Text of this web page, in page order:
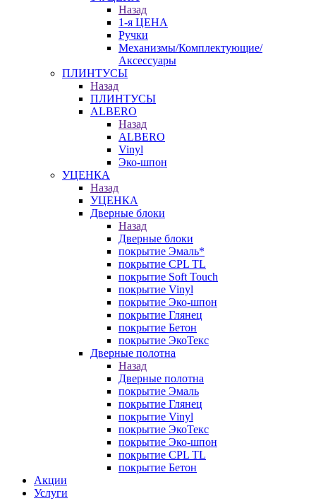
Назад
1-я ЦЕНА
Ручки
Механизмы/Комплектующие/
Аксессуары
ПЛИНТУСЫ
Назад
ПЛИНТУСЫ
ALBERO
Назад
ALBERO
Vinyl
Эко-шпон
УЦЕНКА
Назад
УЦЕНКА
Дверные блоки
Назад
Дверные блоки
покрытие Эмаль*
покрытие CPL TL
покрытие Soft Touch
покрытие Vinyl
покрытие Эко-шпон
покрытие Глянец
покрытие Бетон
покрытие ЭкоТекс
Дверные полотна
Назад
Дверные полотна
покрытие Эмаль
покрытие Глянец
покрытие Vinyl
покрытие ЭкоТекс
покрытие Эко-шпон
покрытие CPL TL
покрытие Бетон
Акции
Услуги